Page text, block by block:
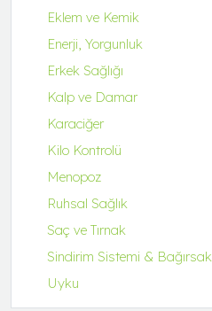
Eklem ve Kemik
Enerji, Yorgunluk
Erkek Sağlığı
Kalp ve Damar
Karaciğer
Kilo Kontrolü
Menopoz
Ruhsal Sağlık
Saç ve Tırnak
Sindirim Sistemi & Bağırsak
Uyku